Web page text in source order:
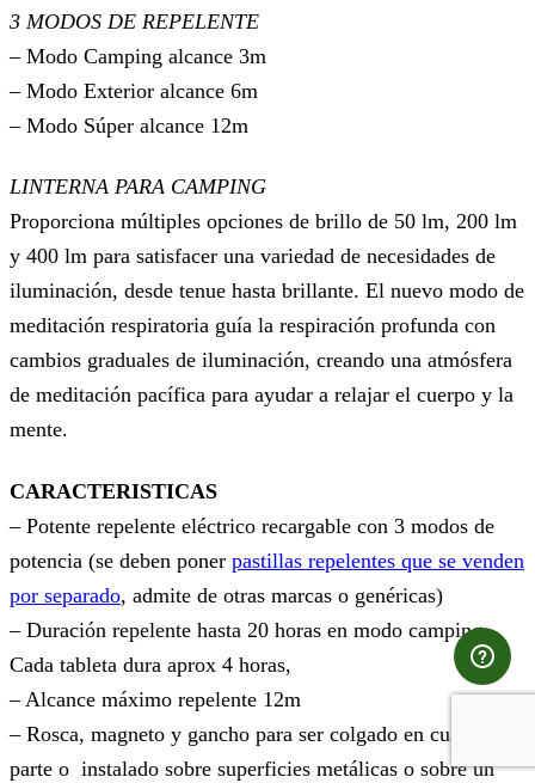
3 MODOS DE REPELENTE
– Modo Camping alcance 3m
– Modo Exterior alcance 6m
– Modo Súper alcance 12m
LINTERNA PARA CAMPING
Proporciona múltiples opciones de brillo de 50 lm, 200 lm
y 400 lm para satisfacer una variedad de necesidades de
iluminación, desde tenue hasta brillante. El nuevo modo de
meditación respiratoria guía la respiración profunda con
cambios graduales de iluminación, creando una atmósfera
de meditación pacífica para ayudar a relajar el cuerpo y la
mente.
CARACTERISTICAS
– Potente repelente eléctrico recargable con 3 modos de
potencia (se deben poner pastillas repelentes que se venden
por separado, admite de otras marcas o genéricas)
– Duración repelente hasta 20 horas en modo camping.
Cada tableta dura aprox 4 horas,
– Alcance máximo repelente 12m
– Rosca, magneto y gancho para ser colgado en cualquier
parte o instalado sobre superficies metálicas o sobre un